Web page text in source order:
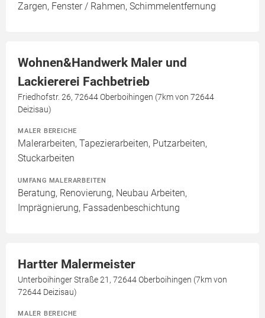
Zargen, Fenster / Rahmen, Schimmelentfernung
Wohnen&Handwerk Maler und
Lackiererei Fachbetrieb
Friedhofstr. 26, 72644 Oberboihingen (7km von 72644
Deizisau)
MALER BEREICHE
Malerarbeiten, Tapezierarbeiten, Putzarbeiten,
Stuckarbeiten
UMFANG MALERARBEITEN
Beratung, Renovierung, Neubau Arbeiten,
Imprägnierung, Fassadenbeschichtung
Hartter Malermeister
Unterboihinger Straße 21, 72644 Oberboihingen (7km von
72644 Deizisau)
MALER BEREICHE